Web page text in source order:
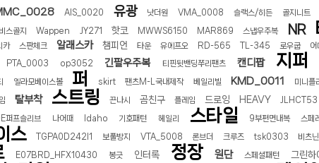
AIS_0020 유광 낫더원 VMA_0008 슬랙스/히든 골지니트
비스골지 Wappen JY271 핫코 MWWS6150 MAR869 스냅우주복 NR
카 스판체크 알래스카 챔피언 타운 유에프오 RD-565 TL-345 로우굽 어
PTA_0003 op3052 긴팔우주복 티핀뒷밴딩쭈리팬츠 캔디팝 지퍼
엘라모베이스볼 퍼 skirt 팬츠M-L국내제작 베일리빌 KMD_0011 미니플
탈부착 스트링 끈나시 곰친구 플레임 드로잉 HEAVY JLHCT53
퍼프슬리브 나어때 Idaho 기호패턴 헤일리 스타일 9부편면내복 스페
스 TGPA0D242I1 보풀방지 VTA_5008 론브더 크루즈 tsk0303 비츠닌
E07BRD_HFX10430 봉긋 인터록 정장 원단 스페셜패턴 그린하